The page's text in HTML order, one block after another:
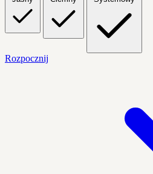
Rozpocznij